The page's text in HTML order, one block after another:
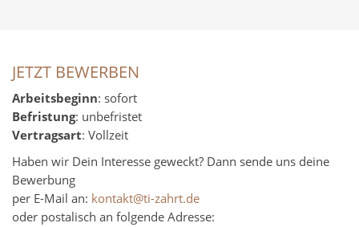
JETZT BEWERBEN
Arbeitsbeginn: sofort
Befristung: unbefristet
Vertragsart: Vollzeit
Haben wir Dein Interesse geweckt? Dann sende uns deine
Bewerbung
per E-Mail an: kontakt@ti-zahrt.de
oder postalisch an folgende Adresse: